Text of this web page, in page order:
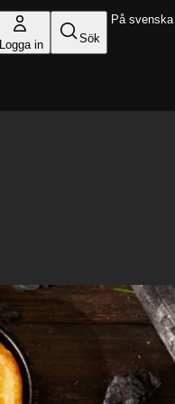
Logga in Sök